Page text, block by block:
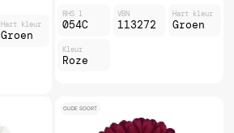
Hart kleur
Groen
RHS 1
054C
VBN
113272
Hart kleur
Groen
Kleur
Roze
OUDE SOORT